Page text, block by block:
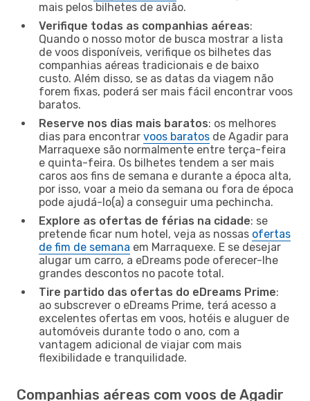
mais pelos bilhetes de avião.
Verifique todas as companhias aéreas:
Quando o nosso motor de busca mostrar a lista
de voos disponíveis, verifique os bilhetes das
companhias aéreas tradicionais e de baixo
custo. Além disso, se as datas da viagem não
forem fixas, poderá ser mais fácil encontrar voos
baratos.
Reserve nos dias mais baratos: os melhores
dias para encontrar voos baratos de Agadir para
Marraquexe são normalmente entre terça-feira
e quinta-feira. Os bilhetes tendem a ser mais
caros aos fins de semana e durante a época alta,
por isso, voar a meio da semana ou fora de época
pode ajudá-lo(a) a conseguir uma pechincha.
Explore as ofertas de férias na cidade: se
pretende ficar num hotel, veja as nossas ofertas
de fim de semana em Marraquexe. E se desejar
alugar um carro, a eDreams pode oferecer-lhe
grandes descontos no pacote total.
Tire partido das ofertas do eDreams Prime:
ao subscrever o eDreams Prime, terá acesso a
excelentes ofertas em voos, hotéis e aluguer de
automóveis durante todo o ano, com a
vantagem adicional de viajar com mais
flexibilidade e tranquilidade.
Companhias aéreas com voos de Agadir